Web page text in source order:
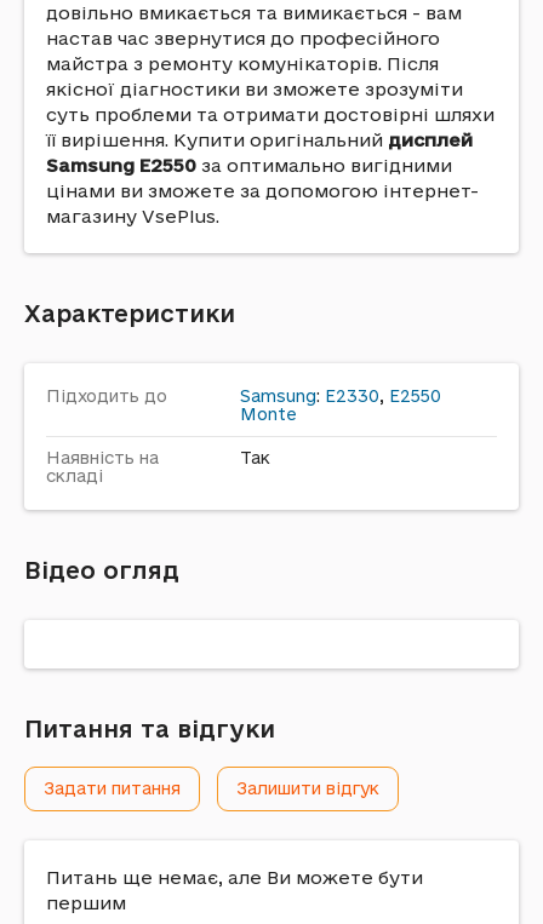
довільно вмикається та вимикається - вам
настав час звернутися до професійного
майстра з ремонту комунікаторів. Після
якісної діагностики ви зможете зрозуміти
суть проблеми та отримати достовірні шляхи
її вирішення. Купити оригінальний дисплей
Samsung E2550 за оптимально вигідними
цінами ви зможете за допомогою інтернет-
магазину VsePlus.
Характеристики
Підходить до Samsung: E2330, E2550
Monte
Наявність на
складі
Так
Відео огляд
Питання та відгуки
Задати питання Залишити відгук
Питань ще немає, але Ви можете бути
першим